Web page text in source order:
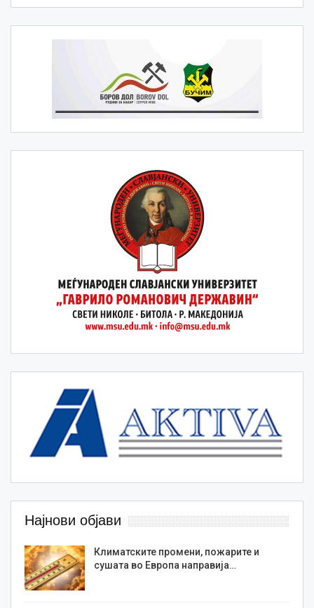
Најнови објави
Климатските промени, пожарите и
сушата во Европа направија…